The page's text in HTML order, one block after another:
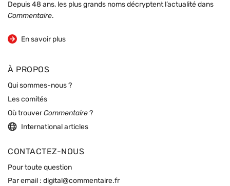
Depuis 48 ans, les plus grands noms décryptent l’actualité dans
Commentaire.
En savoir plus
sur la revue
À PROPOS
Qui sommes-nous ?
Les comités
Où trouverCommentaire ?
International articles
CONTACTEZ-NOUS
Pour toute question
Par email : digital@commentaire.fr